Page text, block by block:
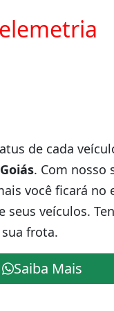
de cada
. Com nosso
você ficará no
seus veículos.
frota.
Saiba Mais